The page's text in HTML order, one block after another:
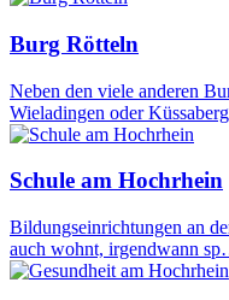
Burg Rötteln
Neben den viele anderen
Wieladingen oder
Schule am Hochrhein
Bildungseinrichtungen an
auch wohnt, irgendwann